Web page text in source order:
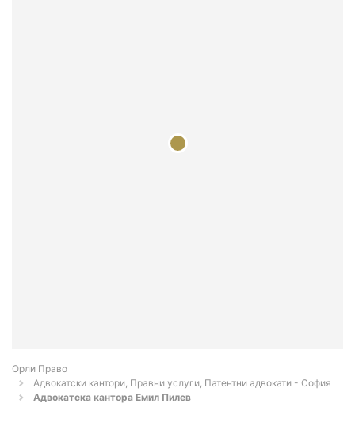
Орли Право
Адвокатски кантори, Правни услуги, Патентни адвокати - София
Адвокатска кантора Емил Пилев